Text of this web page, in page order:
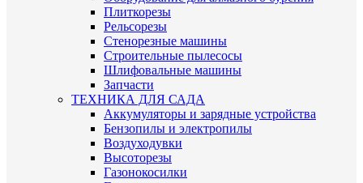
Плиткорезы
Рельсорезы
Стенорезные машины
Строительные пылесосы
Шлифовальные машины
Запчасти
ТЕХНИКА ДЛЯ САДА
Аккумуляторы и зарядные устройства
Бензопилы и электропилы
Воздуходувки
Высоторезы
Газонокосилки